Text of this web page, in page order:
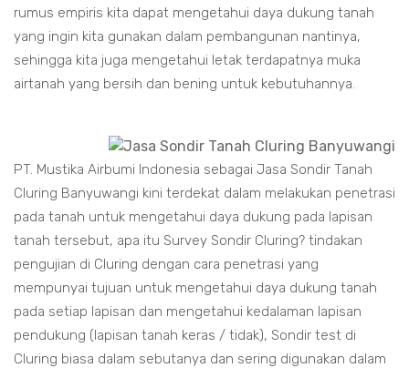
rumus empiris kita dapat mengetahui daya dukung tanah
yang ingin kita gunakan dalam pembangunan nantinya,
sehingga kita juga mengetahui letak terdapatnya muka
airtanah yang bersih dan bening untuk kebutuhannya.
PT. Mustika Airbumi Indonesia sebagai Jasa Sondir Tanah
Cluring Banyuwangi kini terdekat dalam melakukan penetrasi
pada tanah untuk mengetahui daya dukung pada lapisan
tanah tersebut, apa itu Survey Sondir Cluring? tindakan
pengujian di Cluring dengan cara penetrasi yang
mempunyai tujuan untuk mengetahui daya dukung tanah
pada setiap lapisan dan mengetahui kedalaman lapisan
pendukung (lapisan tanah keras / tidak), Sondir test di
Cluring biasa dalam sebutanya dan sering digunakan dalam